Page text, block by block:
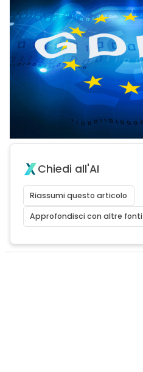
Chiedi all'AI
Riassumi questo articolo
Approfondisci con altre fonti